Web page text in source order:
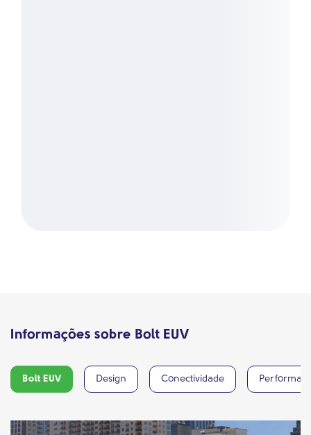
Informações sobre Bolt EUV
Bolt EUV Design Conectividade